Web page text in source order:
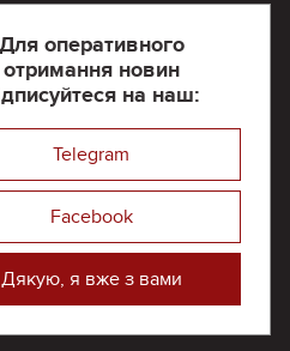
Для оперативного
отримання новин
на наш:
Telegram
Facebook
Дякую, я вже з вами
порядку. Будь-яке відтворення
з письмово дозволу редакції.
усіх матеріалів, розміщених
містять посилання на інші
видання, несе редакційна
на сайті
та підтримується